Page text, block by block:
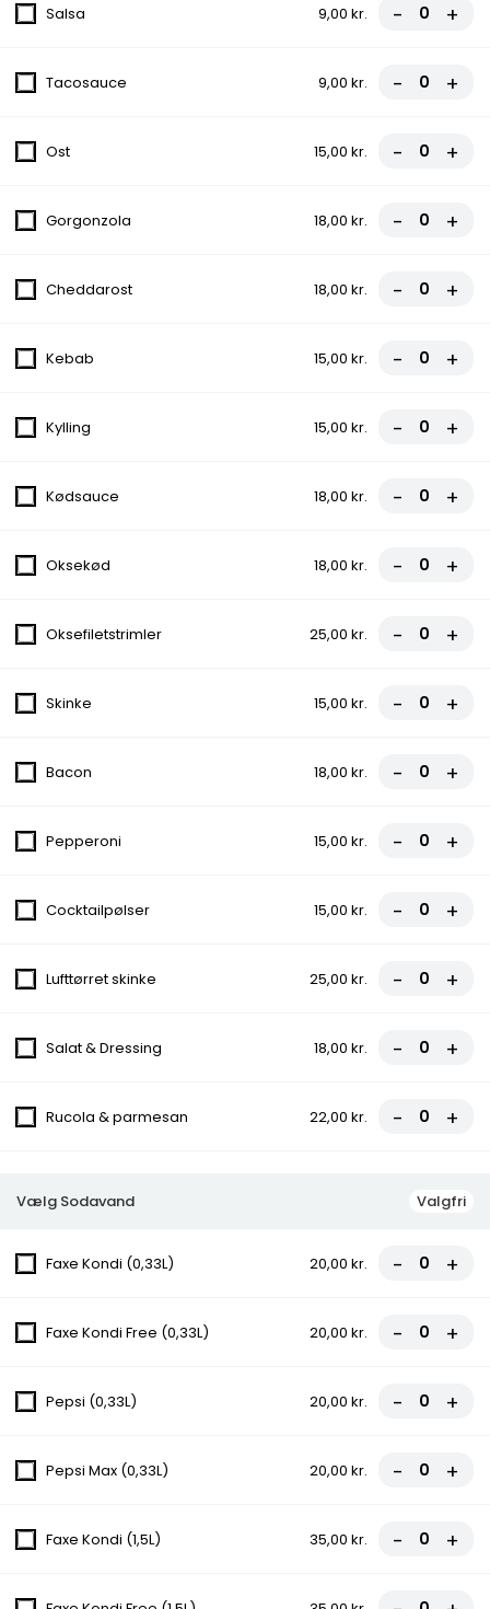
Tomatsauce, Ost, Kødsauce, Spaghetti,
Cocktailpølser
Tomatsauce, Ost, Champignon, Oksekød,
Pepperoni, Gorgonzola
Tomatsauce, Ost, Oksekød, Bacon, Løg,
Tomatsauce, Ost, Oksekød, Kebab,
fra
Tomatsauce, Ost, Oksekød,
fra 93,00 kr.
Tomatsauce, Ost, Kebab, Kylling,
fra 98,00 kr.
16.Lind Favorit Pizza
fra 98,00 kr.
17.Helles Pizza
fra 95,00 kr.
fra 95,00 kr.
19.Aztekav Pizza
fra 107,00 kr.
20.Venezia Pizza
Champignon, Rød Peber
fra
Salsa 9,00 kr. - +
Tacosauce 9,00 kr. - +
Ost 15,00 kr. - +
Gorgonzola 18,00 kr. - +
Cheddarost 18,00 kr. - +
Kebab 15,00 kr. - +
Kylling 15,00 kr. - +
Kødsauce 18,00 kr. - +
Oksekød 18,00 kr. - +
Oksefiletstrimler 25,00 kr. - +
Skinke 15,00 kr. - +
Bacon 18,00 kr. - +
Pepperoni 15,00 kr. - +
Cocktailpølser 15,00 kr. - +
Lufttørret skinke 25,00 kr. - +
Salat & Dressing 18,00 kr. - +
Rucola & parmesan 22,00 kr. - +
Vælg Sodavand Valgfri
Faxe Kondi (0,33L) 20,00 kr. - +
Faxe Kondi Free (0,33L) 20,00 kr. - +
Pepsi (0,33L) 20,00 kr. - +
Pepsi Max (0,33L) 20,00 kr. - +
Faxe Kondi (1,5L) 35,00 kr. - +